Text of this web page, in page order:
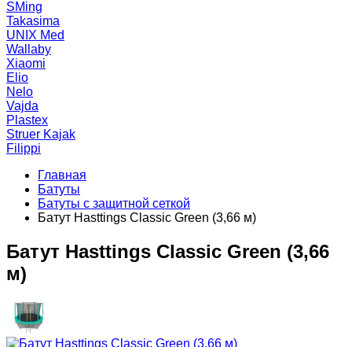
SMing
Takasima
UNIX Med
Wallaby
Xiaomi
Elio
Nelo
Vajda
Plastex
Struer Kajak
Filippi
Главная
Батуты
Батуты с защитной сеткой
Батут Hasttings Classic Green (3,66 м)
Батут Hasttings Classic Green (3,66
м)